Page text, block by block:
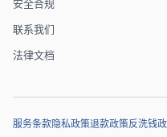
安全合规
联系我们
法律文档
服务条款隐私政策退款政策反洗钱